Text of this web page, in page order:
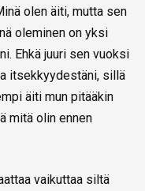
olen äiti, mutta sen
oleminen on yksi
Ehkä juuri sen vuoksi
itsekkyydestäni, sillä
äiti mun pitääkin
mitä olin ennen
vaikuttaa siltä